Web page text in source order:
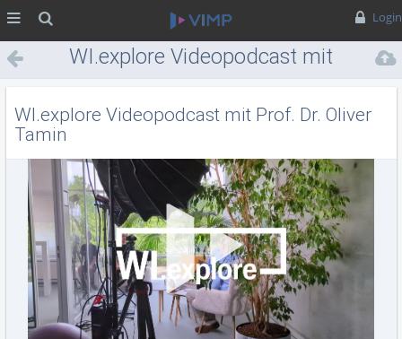
Login
WI.explore Videopodcast mit
Prof. Dr. Oliver Tamin
WI.explore Videopodcast mit Prof. Dr. Oliver
Tamin